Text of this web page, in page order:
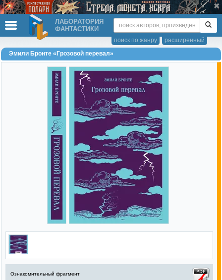
ЛАБОРАТОРИЯ
ФАНТАСТИКИ
расширенный
поиск по жанру
Эмили Бронте «Грозовой перевал»
Ознакомительный фрагмент